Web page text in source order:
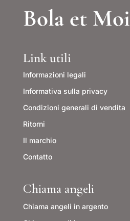
Bola et Moi
Link utili
Informazioni legali
Informativa sulla privacy
Condizioni generali di vendita
Ritorni
Il marchio
Contatto
Chiama angeli
Chiama angeli in argento